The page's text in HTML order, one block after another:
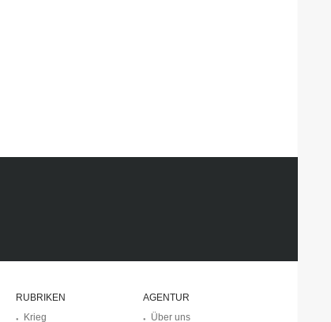
RUBRIKEN
Krieg
AGENTUR
Über uns